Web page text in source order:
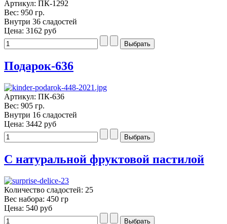
Артикул: ПК-1292
Вес: 950 гр.
Внутри 36 сладостей
Цена: 3162 руб
Подарок-636
Артикул: ПК-636
Вес: 905 гр.
Внутри 16 сладостей
Цена: 3442 руб
С натуральной фруктовой пастилой
Количество сладостей: 25
Вес набора: 450 гр
Цена: 540 руб